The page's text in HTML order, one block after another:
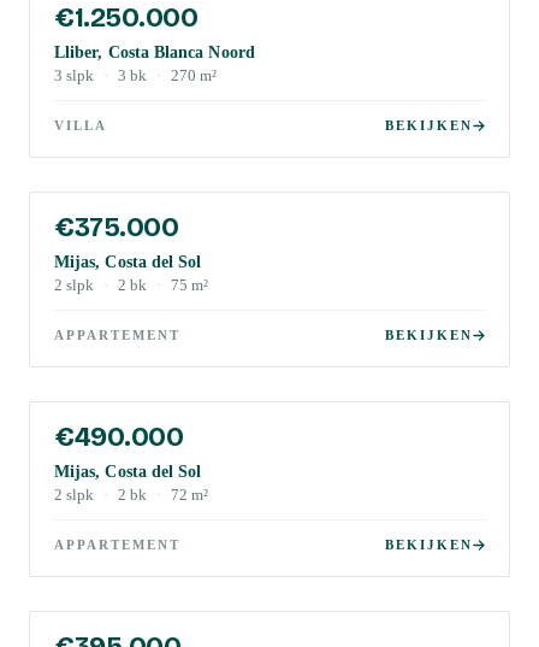
€1.250.000
Lliber, Costa Blanca Noord
3 slpk · 3 bk · 270 m²
VILLA BEKIJKEN
€375.000
Mijas, Costa del Sol
2 slpk · 2 bk · 75 m²
APPARTEMENT BEKIJKEN
€490.000
Mijas, Costa del Sol
2 slpk · 2 bk · 72 m²
APPARTEMENT BEKIJKEN